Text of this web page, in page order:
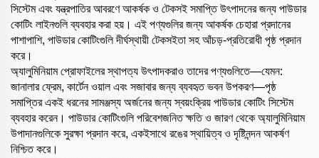
সিস্টেম এবং যন্ত্রপাতির আবরণে আকর্ষক ও টেকসই সমাপ্তি উৎপাদনের জন্য পাউডার
কোটিং লাইনগুলি ব্যবহার করা হয়। এই পণ্যগুলির জন্য আকর্ষক চেহারা প্রদানের
পাশাপাশি, পাউডার কোটিংগুলি দীর্ঘস্থায়ী টেকসইতা সহ আঁচড়-প্রতিরোধী পৃষ্ঠ প্রদান
করে।
অ্যালুমিনিয়াম প্রোফাইলের স্থাপত্য উৎপাদকরাও তাদের পণ্যগুলিতে—যেমন:
জানালার ফ্রেম, কার্টেন ওয়াল এবং সজাবার জন্য ব্যবহৃত ভবন উপকরণ—পৃষ্ঠ
সমাপ্তির একই ধরনের সামঞ্জস্য অর্জনের জন্য স্বয়ংক্রিয় পাউডার কোটিং সিস্টেম
ব্যবহার করেন। পাউডার কোটিংগুলি পরিবেশজনিত ক্ষতি ও জারণ থেকে অ্যালুমিনিয়াম
উপাদানগুলিকে সুরক্ষা প্রদান করে, একইসাথে রঙের স্থায়িত্ব ও দৃষ্টিনন্দন আকর্ষণ
নিশ্চিত করে।